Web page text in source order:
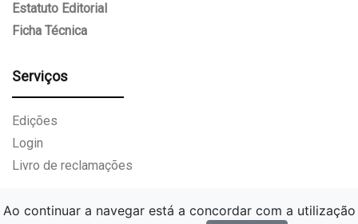
Estatuto Editorial
Ficha Técnica
Serviços
Edições
Login
Livro de reclamações
Ao continuar a navegar está a concordar com a utilização